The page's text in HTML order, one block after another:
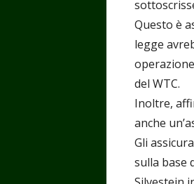
Questo è
legge
del WTC.
Inoltre,
anche
Gli
sulla base